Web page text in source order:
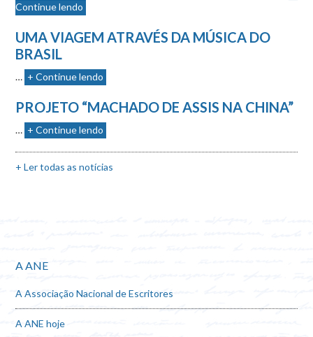
Continue lendo
UMA VIAGEM ATRAVÉS DA MÚSICA DO
BRASIL
… + Continue lendo
PROJETO “MACHADO DE ASSIS NA CHINA”
… + Continue lendo
+ Ler todas as notícias
A ANE
A Associação Nacional de Escritores
A ANE hoje